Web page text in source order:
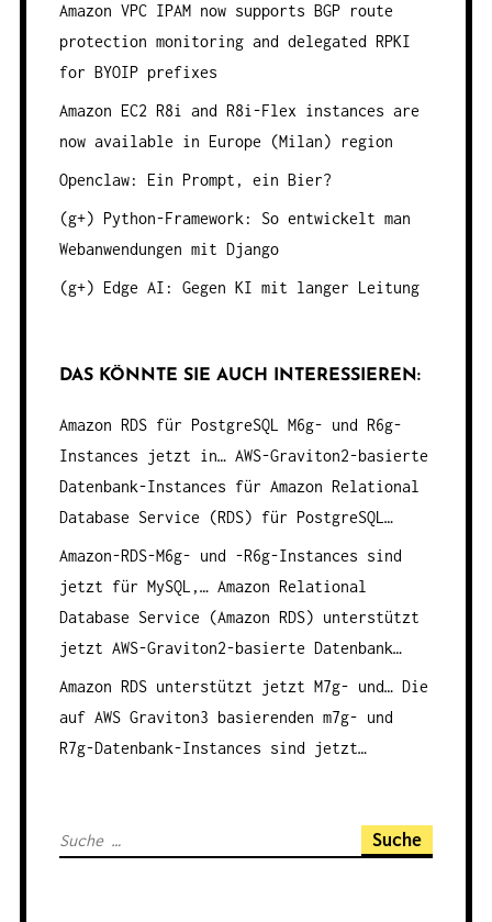
Amazon VPC IPAM now supports BGP route
protection monitoring and delegated RPKI
for BYOIP prefixes
Amazon EC2 R8i and R8i-Flex instances are
now available in Europe (Milan) region
Openclaw: Ein Prompt, ein Bier?
(g+) Python-Framework: So entwickelt man
Webanwendungen mit Django
(g+) Edge AI: Gegen KI mit langer Leitung
DAS KÖNNTE SIE AUCH INTERESSIEREN:
Amazon RDS für PostgreSQL M6g- und R6g-
Instances jetzt in…AWS-Graviton2-basierte
Datenbank-Instances für Amazon Relational
Database Service (RDS) für PostgreSQL…
Amazon-RDS-M6g- und -R6g-Instances sind
jetzt für MySQL,…Amazon Relational
Database Service (Amazon RDS) unterstützt
jetzt AWS-Graviton2-basierte Datenbank…
Amazon RDS unterstützt jetzt M7g- und…Die
auf AWS Graviton3 basierenden m7g- und
R7g-Datenbank-Instances sind jetzt…
S